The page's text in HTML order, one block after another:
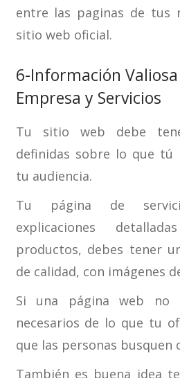
entre las paginas de tus
sitio web oficial.
6-Información
Empresa y Servicios
Tu sitio web debe
definidas sobre lo que tú
tu audiencia.
Tu página de
explicaciones
productos, debes tener
de calidad, con imágenes
Si una página web no
necesarios de lo que tu
que las personas busquen
También es buena idea